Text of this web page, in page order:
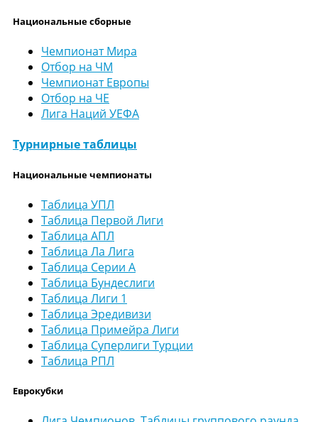
Национальные сборные
Чемпионат Мира
Отбор на ЧМ
Чемпионат Европы
Отбор на ЧЕ
Лига Наций УЕФА
Турнирные таблицы
Национальные чемпионаты
Таблица УПЛ
Таблица Первой Лиги
Таблица АПЛ
Таблица Ла Лига
Таблица Серии А
Таблица Бундеслиги
Таблица Лиги 1
Таблица Эредивизи
Таблица Примейра Лиги
Таблица Суперлиги Турции
Таблица РПЛ
Еврокубки